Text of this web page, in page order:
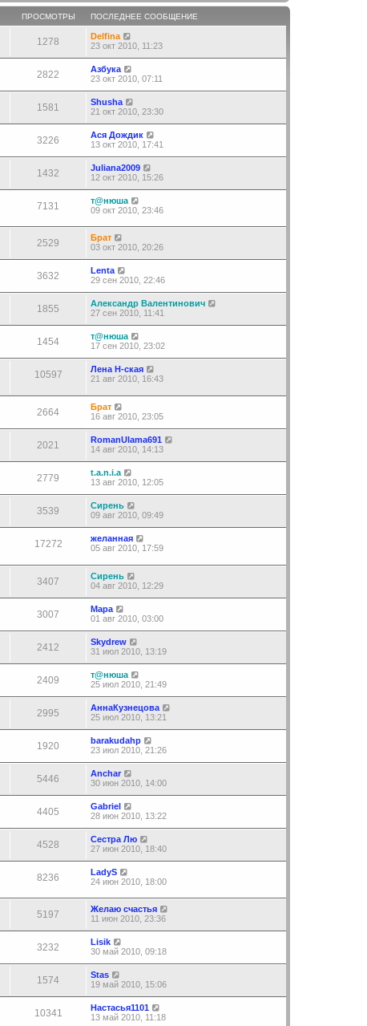
ПРОСМОТРЫ ПОСЛЕДНЕЕ СООБЩЕНИЕ
1278
Delfina
23 окт 2010, 11:23
2822
Азбука
23 окт 2010, 07:11
1581
Shusha
21 окт 2010, 23:30
3226
Ася Дождик
13 окт 2010, 17:41
1432
Juliana2009
12 окт 2010, 15:26
7131
т@нюша
09 окт 2010, 23:46
2529
Брат
03 окт 2010, 20:26
3632
Lenta
29 сен 2010, 22:46
1855
Александр Валентинович
27 сен 2010, 11:41
1454
т@нюша
17 сен 2010, 23:02
10597
Лена Н-ская
21 авг 2010, 16:43
2664
Брат
16 авг 2010, 23:05
2021
RomanUlama691
14 авг 2010, 14:13
2779
t.a.n.i.a
13 авг 2010, 12:05
3539
Сирень
09 авг 2010, 09:49
17272
желанная
05 авг 2010, 17:59
3407
Сирень
04 авг 2010, 12:29
3007
Мара
01 авг 2010, 03:00
2412
Skydrew
31 июл 2010, 13:19
2409
т@нюша
25 июл 2010, 21:49
2995
АннаКузнецова
25 июл 2010, 13:21
1920
barakudahp
23 июл 2010, 21:26
5446
Anchar
30 июн 2010, 14:00
4405
Gabriel
28 июн 2010, 13:22
4528
Сестра Лю
27 июн 2010, 18:40
8236
LadyS
24 июн 2010, 18:00
5197
Желаю счастья
11 июн 2010, 23:36
3232
Lisik
30 май 2010, 09:18
1574
Stas
19 май 2010, 15:06
10341
Настасья1101
13 май 2010, 11:18